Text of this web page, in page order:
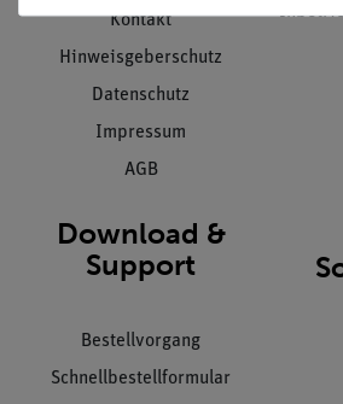
Kontakt
Hinweisgeberschutz
Datenschutz
Impressum
AGB
Download &
Support
Bestellvorgang
Schnellbestellformular